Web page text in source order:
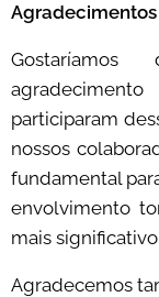
Agradecimentos
participaram
nossos
fundamental
envolvimento
mais
Agradecemos